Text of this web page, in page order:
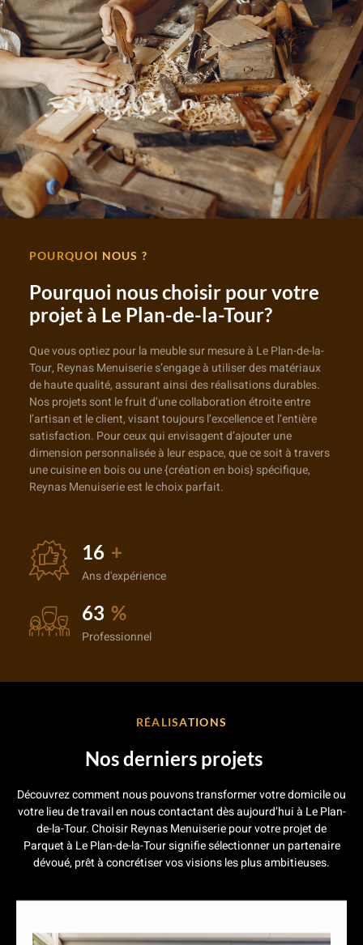
POURQUOI NOUS ?
Pourquoi nous choisir pour votre
projet à Le Plan-de-la-Tour?
Que vous optiez pour la meuble sur mesure à Le Plan-de-la-
Tour, Reynas Menuiserie s’engage à utiliser des matériaux
de haute qualité, assurant ainsi des réalisations durables.
Nos projets sont le fruit d’une collaboration étroite entre
l’artisan et le client, visant toujours l’excellence et l’entière
satisfaction. Pour ceux qui envisagent d’ajouter une
dimension personnalisée à leur espace, que ce soit à travers
une cuisine en bois ou une {création en bois} spécifique,
Reynas Menuiserie est le choix parfait.
25 +
Ans d'expérience
100 %
Professionnel
RÉALISATIONS
Nos derniers projets
Découvrez comment nous pouvons transformer votre domicile ou
votre lieu de travail en nous contactant dès aujourd’hui à Le Plan-
de-la-Tour. Choisir Reynas Menuiserie pour votre projet de
Parquet à Le Plan-de-la-Tour signifie sélectionner un partenaire
dévoué, prêt àconcrétiser vos visions les plus ambitieuses.